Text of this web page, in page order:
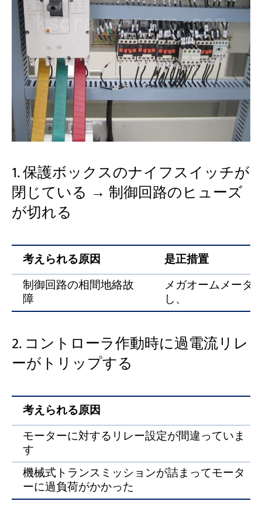
1. 保護ボックスのナイフスイッチが
閉じている → 制御回路のヒューズ
が切れる
考えられる原因
是正措置
制御回路の相間地絡故
障
メガオームメータ
し、
2. コントローラ作動時に過電流リレ
ーがトリップする
考えられる原因
モーターに対するリレー設定が間違っていま
す
機械式トランスミッションが詰まってモータ
ーに過負荷がかかった